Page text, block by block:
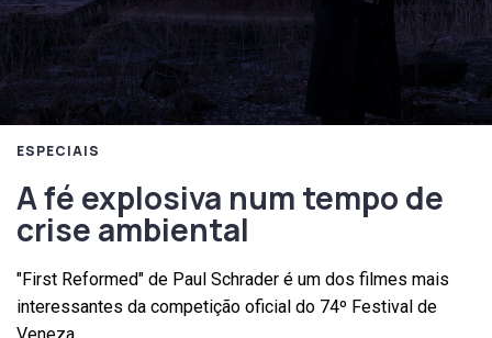
ESPECIAIS
A fé explosiva num tempo de
crise ambiental
"First Reformed" de Paul Schrader é um dos filmes mais
interessantes da competição oficial do 74º Festival de
Veneza.